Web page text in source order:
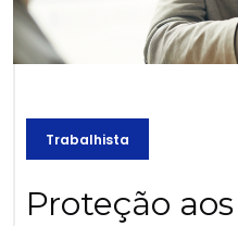
Trabalhista
Proteção aos